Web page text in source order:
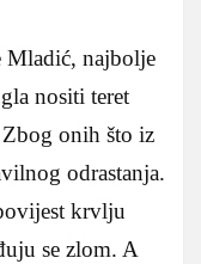
Mladić, najbolje
nositi teret
onih što iz
odrastanja.
krvlju
se zlom. A